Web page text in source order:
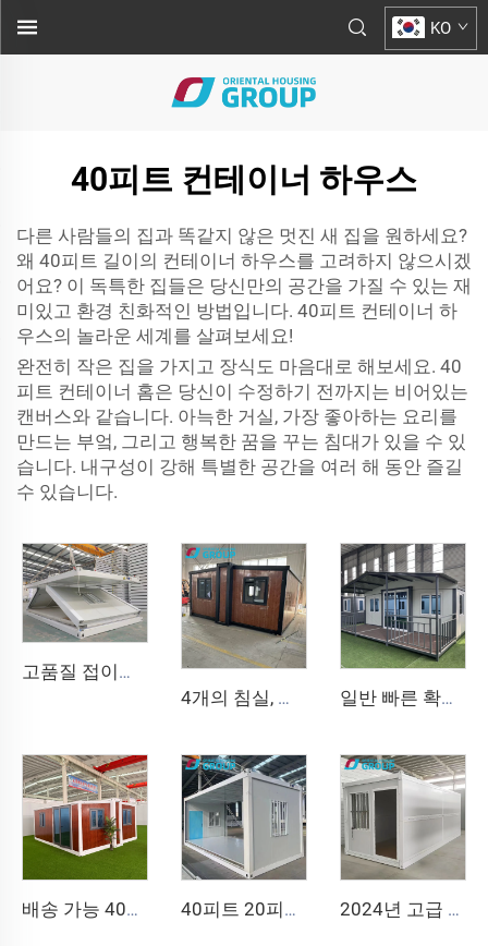
KO
40피트 컨테이너 하우스
다른 사람들의 집과 똑같지 않은 멋진 새 집을 원하세요?
왜 40피트 길이의 컨테이너 하우스를 고려하지 않으시겠
어요? 이 독특한 집들은 당신만의 공간을 가질 수 있는 재
미있고 환경 친화적인 방법입니다. 40피트 컨테이너 하
우스의 놀라운 세계를 살펴보세요!
완전히 작은 집을 가지고 장식도 마음대로 해보세요. 40
피트 컨테이너 홈은 당신이 수정하기 전까지는 비어있는
캔버스와 같습니다. 아늑한 거실, 가장 좋아하는 요리를
만드는 부엌, 그리고 행복한 꿈을 꾸는 침대가 있을 수 있
습니다. 내구성이 강해 특별한 공간을 여러 해 동안 즐길
수 있습니다.
고품질 접이식 분리형 Z형 이동식 주택 조립식 플랫팩 주택 광산 캠프 사무실용 접이식 컨테이너 하우스
4개의 침실, 욕실, 주방을 갖춘 40피트 고급 조립식 컨테이너 하우스, 입주 준비 완료
일반 빠른 확장형 중국 품질 컨테이너 조립식 주택 20/40FT 모던 확장형 컨테이너 하우스 (욕실 포함)
배송 가능 40피트 20피트 고급 경량 강철 빌라 욕실 완비 조립식 확장형 컨테이너 하우스 가격 조립식 주택 40피트 20피트 이동식 접이식 주택 조립식 접이식 룸 컨테이너 하우스 접이식 보관함 접이식 주택 판매 2024년 고급 20피트 조립식 접이식 컨테이너 하우스 조립식 주택 접이식 컨테이너 하우스 판매